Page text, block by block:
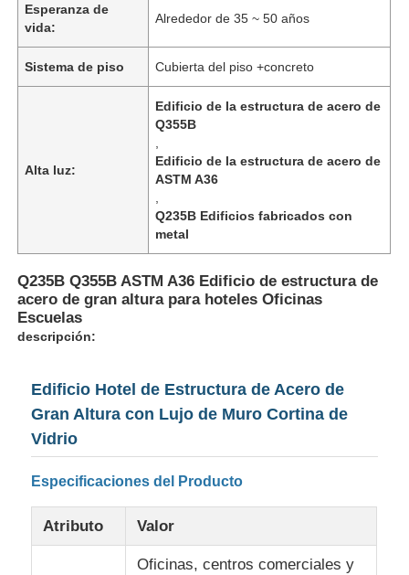
Esperanza de
vida:
Alrededor de 35 ~ 50 años
Sistema de piso Cubierta del piso +concreto
Alta luz:
Edificio de la estructura de acero de
Q355B
Edificio de la estructura de acero de
ASTM A36
Q235B Edificios fabricados con
metal
Q235B Q355B ASTM A36 Edificio de estructura de
acero de gran altura para hoteles Oficinas
Escuelas
descripción:
Edificio Hotel de Estructura de Acero de
Gran Altura con Lujo de Muro Cortina de
Vidrio
Especificaciones del Producto
Atributo Valor
Oficinas, centros comerciales y